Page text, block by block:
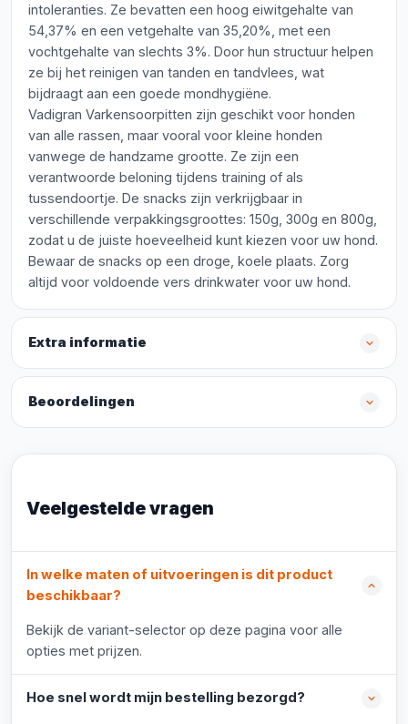
intoleranties. Ze bevatten een hoog eiwitgehalte van
54,37% en een vetgehalte van 35,20%, met een
vochtgehalte van slechts 3%. Door hun structuur helpen
ze bij het reinigen van tanden en tandvlees, wat
bijdraagt aan een goede mondhygiëne.
Vadigran Varkensoorpitten zijn geschikt voor honden
van alle rassen, maar vooral voor kleine honden
vanwege de handzame grootte. Ze zijn een
verantwoorde beloning tijdens training of als
tussendoortje. De snacks zijn verkrijgbaar in
verschillende verpakkingsgroottes: 150g, 300g en 800g,
zodat u de juiste hoeveelheid kunt kiezen voor uw hond.
Bewaar de snacks op een droge, koele plaats. Zorg
altijd voor voldoende vers drinkwater voor uw hond.
Extra informatie
Beoordelingen
Veelgestelde vragen
In welke maten of uitvoeringen is dit product
beschikbaar?
Bekijk de variant-selector op deze pagina voor alle
opties met prijzen.
Hoe snel wordt mijn bestelling bezorgd?